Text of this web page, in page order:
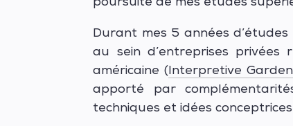
poursuite de mes études
Durant mes 5 années d’études
au sein d’entreprises privées
américaine (Interpretive Garden
apporté par
techniques et idées